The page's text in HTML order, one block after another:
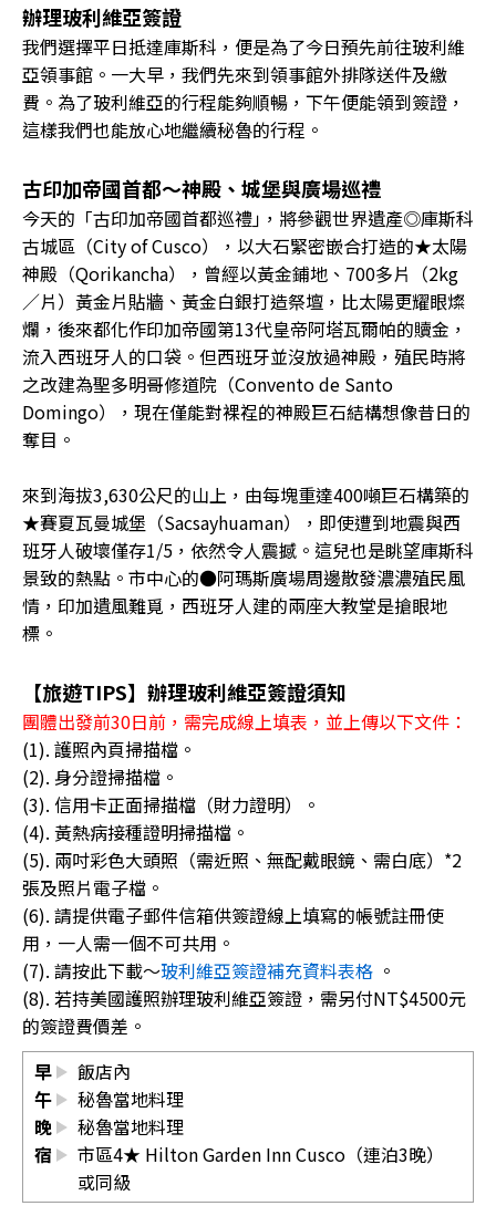
辦理玻利維亞簽證
我們選擇平日抵達庫斯科，便是為了今日預先前往玻利維
亞領事館。一大早，我們先來到領事館外排隊送件及繳
費。為了玻利維亞的行程能夠順暢，下午便能領到簽證，
這樣我們也能放心地繼續秘魯的行程。
古印加帝國首都〜神殿、城堡與廣場巡禮
今天的「古印加帝國首都巡禮｣，將參觀世界遺產◎庫斯科
古城區（City of Cusco），以大石緊密嵌合打造的★太陽
神殿（Qorikancha），曾經以黃金鋪地、700多片（2kg
／片）黃金片貼牆、黃金白銀打造祭壇，比太陽更耀眼燦
爛，後來都化作印加帝國第13代皇帝阿塔瓦爾帕的贖金，
流入西班牙人的口袋。但西班牙並沒放過神殿，殖民時將
之改建為聖多明哥修道院（Convento de Santo
Domingo），現在僅能對裸裎的神殿巨石結構想像昔日的
奪目。
來到海拔3,630公尺的山上，由每塊重達400噸巨石構築的
★賽夏瓦曼城堡（Sacsayhuaman），即使遭到地震與西
班牙人破壞僅存1/5，依然令人震撼。這兒也是眺望庫斯科
景致的熱點。市中心的●阿瑪斯廣場周邊散發濃濃殖民風
情，印加遺風難覓，西班牙人建的兩座大教堂是搶眼地
標。
【旅遊TIPS】辦理玻利維亞簽證須知
團體出發前30日前，需完成線上填表，並上傳以下文件：
(1). 護照內頁掃描檔。
(2). 身分證掃描檔。
(3). 信用卡正面掃描檔（財力證明）。
(4). 黃熱病接種證明掃描檔。
(5). 兩吋彩色大頭照（需近照、無配戴眼鏡、需白底）*2
張及照片電子檔。
(6). 請提供電子郵件信箱供簽證線上填寫的帳號註冊使
用，一人需一個不可共用。
(7). 請按此下載～玻利維亞簽證補充資料表格 。
(8). 若持美國護照辦理玻利維亞簽證，需另付NT$4500元
的簽證費價差。
早
飯店內
午
秘魯當地料理
晚
秘魯當地料理
宿
市區4★ Hilton Garden Inn Cusco（連泊3晚）
或同級